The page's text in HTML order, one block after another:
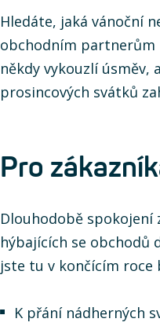
Hledáte, jaká vánoční
obchodním partnerům
někdy vykouzlí úsměv,
prosincových svátků
Pro
Dlouhodobě spokojení
hýbajících se obchodů
jste tu v končícím roce
K přání nádherných